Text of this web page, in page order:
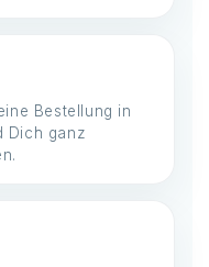
Bestellung in
Dich ganz